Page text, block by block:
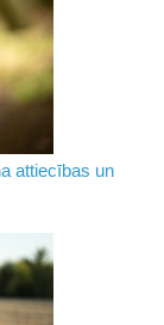
attiecības un